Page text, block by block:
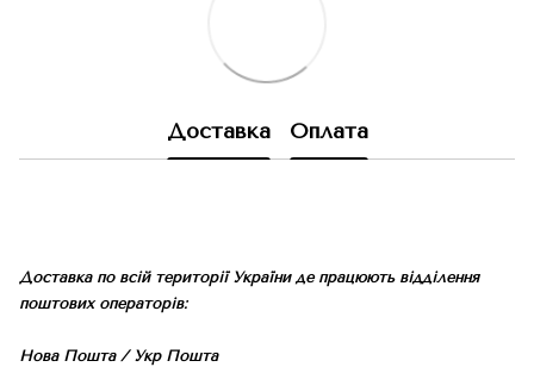
Доставка Оплата
Доставка по всій території України де працюють відділення
поштових операторів:
Нова Пошта / Укр Пошта